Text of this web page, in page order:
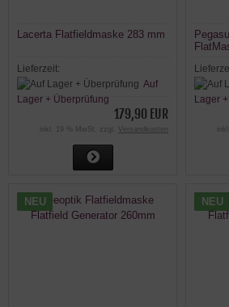
Lacerta Flatfieldmaske 283 mm
Lieferzeit:
Auf
Lager + Überprüfung
179,90 EUR
inkl. 19 % MwSt. zzgl. Versandkosten
Lager
NEU NEU